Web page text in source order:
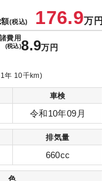
額(税込) 176.9万円
諸費用
(税込)8.9万円
年 10千km)
車検
令和10年09月
排気量
660cc
色